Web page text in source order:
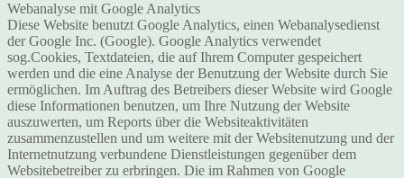
Webanalyse mit Google Analytics
Diese Website benutzt Google Analytics, einen Webanalysedienst
der Google Inc. (Google). Google Analytics verwendet
sog.Cookies, Textdateien, die auf Ihrem Computer gespeichert
werden und die eine Analyse der Benutzung der Website durch Sie
ermöglichen. Im Auftrag des Betreibers dieser Website wird Google
diese Informationen benutzen, um Ihre Nutzung der Website
auszuwerten, um Reports über die Websiteaktivitäten
zusammenzustellen und um weitere mit der Websitenutzung und der
Internetnutzung verbundene Dienstleistungen gegenüber dem
Websitebetreiber zu erbringen. Die im Rahmen von Google